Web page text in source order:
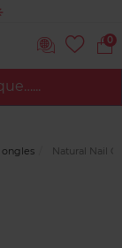
0
ongles Natural Nail